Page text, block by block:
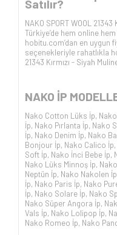
Satılır?
NAKO SPORT WOOL
Türkiye’de hem online
hobitu.com’dan en uygun
seçenekleriyle rahatlıkla
21343 Kırmızı - Siyah
NAKO İP
Nako Cotton Lüks İp,
İp, Nako Pırlanta İp, Nako
İp, Nako Denim İp, Nako
Bonjour İp, Nako Calico İp,
Soft İp, Nako İnci Bebe İp,
Nako Lüks Minnoş İp,
Neptün İp, Nako Nakolen İp
İp, Nako Paris İp, Nako
İp, Nako Solare İp, Nako
Nako Süper Angora İp,
Vals İp, Nako Lolipop İp,
Nako Romeo İp, Nako